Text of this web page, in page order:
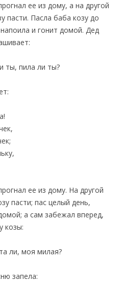
ее из дому, а на другой
пасти. Пасла баба козу до
и гонит домой. Дед
ты, пила ли ты?
ее из дому. На другой
пасти; пас целый день,
а сам забежал вперед,
козы:
ли, моя милая?
запела: